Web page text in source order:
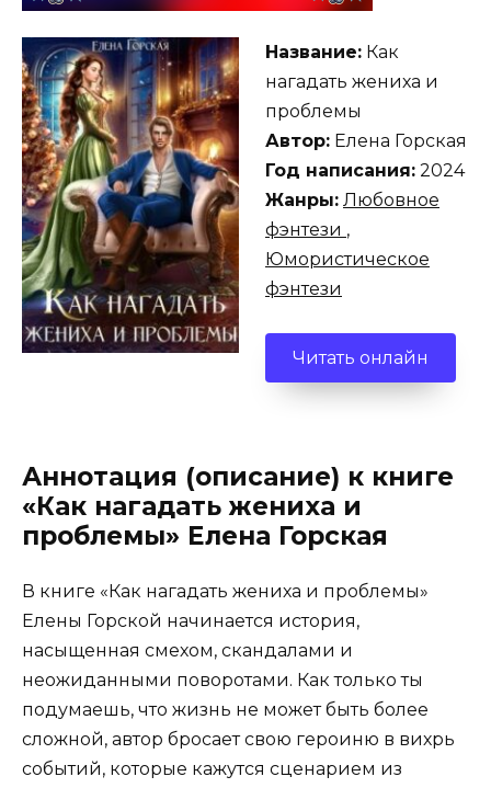
Название: Как
нагадать жениха и
проблемы
Автор: Елена Горская
Год написания: 2024
Жанры: Любовное
фэнтези ,
Юмористическое
фэнтези
Читать онлайн
Аннотация (описание) к книге
«Как нагадать жениха и
проблемы» Елена Горская
В книге «Как нагадать жениха и проблемы»
Елены Горской начинается история,
насыщенная смехом, скандалами и
неожиданными поворотами. Как только ты
подумаешь, что жизнь не может быть более
сложной, автор бросает свою героиню в вихрь
событий, которые кажутся сценарием из